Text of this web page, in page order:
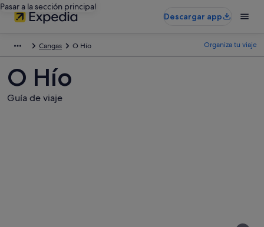
Pasar a la sección principal
Descargar app
Cangas O Hío Organiza tu viaje
O Hío
Guía de viaje